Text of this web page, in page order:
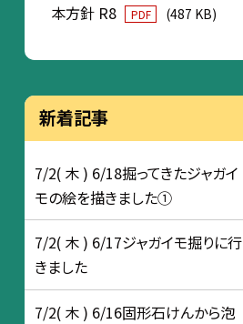
本方針 R8
PDF (487 KB)
新着記事
7/2( 木 ) 6/18掘ってきたジャガイ
モの絵を描きました①
7/2( 木 ) 6/17ジャガイモ掘りに行
きました
7/2( 木 ) 6/16固形石けんから泡